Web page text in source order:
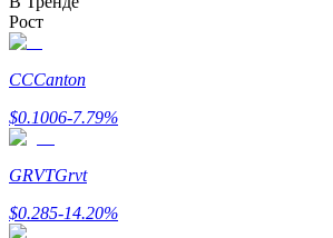
Рост
CCCanton
$0.1006-7.79%
GRVTGrvt
$0.285-14.20%